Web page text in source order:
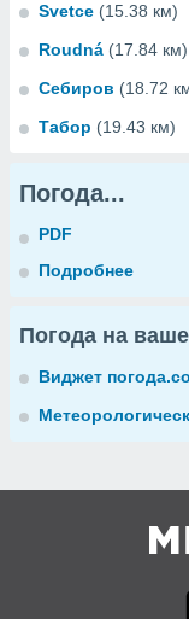
Svetce (15.38 км)
Roudná (17.84 км)
Себиров (18.72
Табор (19.43 км)
Погода...
PDF
Подробнее
Погода на
Виджет